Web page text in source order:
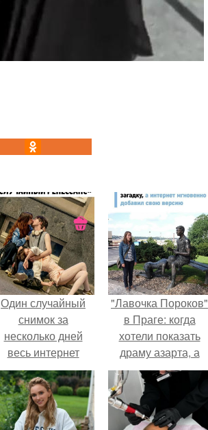
Один случайный
снимок за
несколько дней
весь интернет
облетел.
"Лавочка Пороков"
в Праге: когда
хотели показать
драму азарта, а
получился 18+.